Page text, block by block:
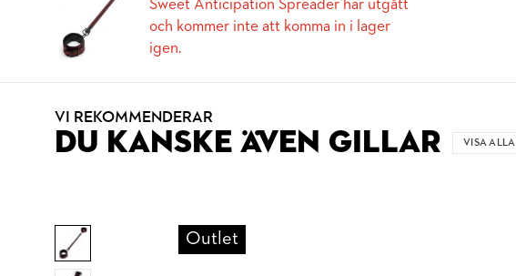
Sweet Anticipation Spreader har utgått
och kommer inte att komma in i lager
igen.
VI REKOMMENDERAR
DU KANSKE ÄVEN GILLAR VISA ALLA
Outlet